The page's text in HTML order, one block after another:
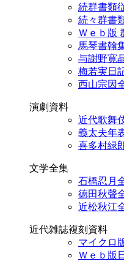
続群書類
続々群書
Ｗｅｂ版
馬琴書翰
与謝野寛
梅若実日
西山宗因
演劇資料
近代歌舞
義太夫年
喜多村緑
文学全集
石橋忍月
徳田秋聲
近松秋江
近代雑誌複刻資料
マイクロ
Ｗｅｂ版